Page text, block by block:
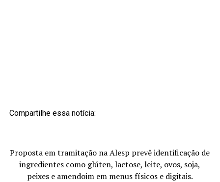
Compartilhe essa notícia:
Proposta em tramitação na Alesp prevê identificação de
ingredientes como glúten, lactose, leite, ovos, soja,
peixes e amendoim em menus físicos e digitais.